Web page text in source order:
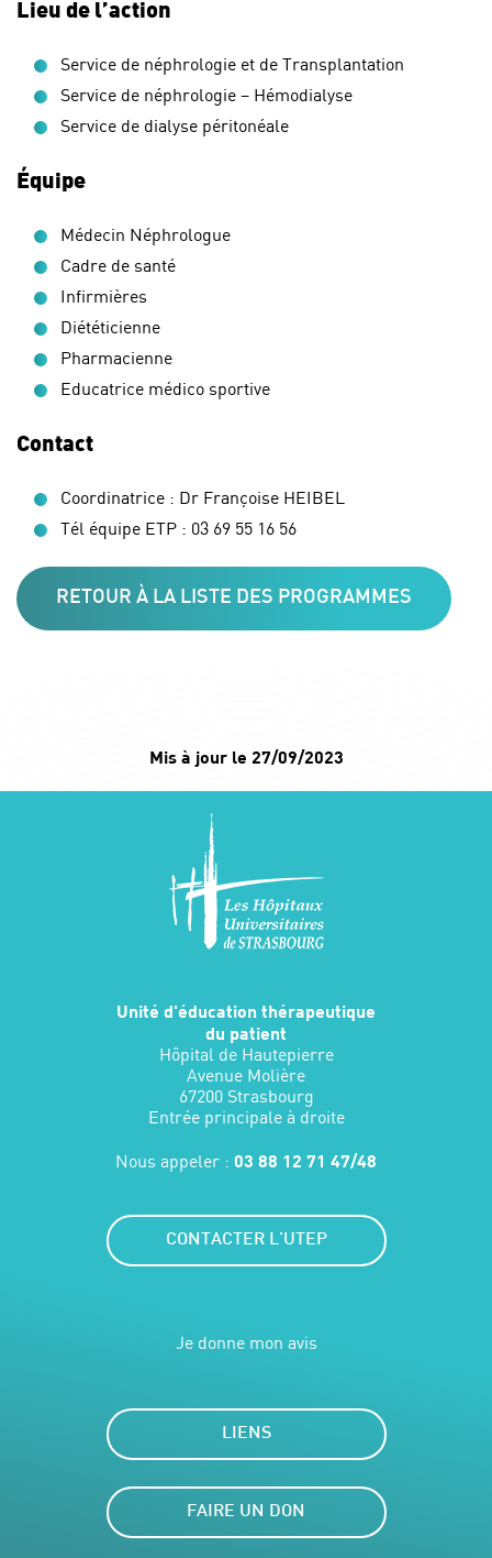
Lieu de l’action
Service de néphrologie et de Transplantation
Service de néphrologie – Hémodialyse
Service de dialyse péritonéale
Équipe
Médecin Néphrologue
Cadre de santé
Infirmières
Diététicienne
Pharmacienne
Educatrice médico sportive
Contact
Coordinatrice : Dr Françoise HEIBEL
Tél équipe ETP : 03 69 55 16 56
RETOUR À LA LISTE DES PROGRAMMES
Mis à jour le 27/09/2023
Unité d'éducation thérapeutique
du patient
Hôpital de Hautepierre
Avenue Molière
67200 Strasbourg
Entrée principale à droite
Nous appeler : 03 88 12 71 47/48
CONTACTER L'UTEP
Je donne mon avis
LIENS
FAIRE UN DON